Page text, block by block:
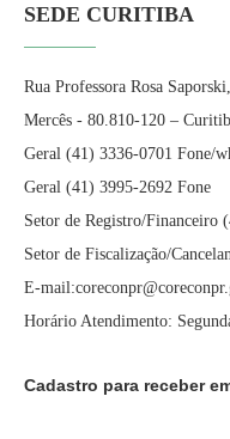
SEDE CURITIBA
Rua Professora Rosa
Mercês - 80.810-120 –
Geral (41) 3336-0701 Fone/
Geral (41) 3995-2692 Fone
Setor de Registro/Financeiro
Setor de Fiscalização/
E-
Horário Atendimento:
Cadastro para receber